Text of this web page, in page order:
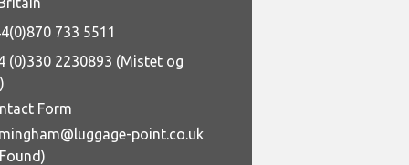
733 5511
(0)330 2230893 (Mistet og
Form
point.co.uk